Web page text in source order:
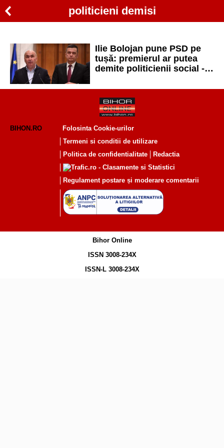
politicieni demisi
Ilie Bolojan pune PSD pe
tușă: premierul ar putea
demite politicienii social -
BIHON.RO
Folosinta Cookie-urilor
Termeni si conditii de utilizare
Politica de confidentialitate
Redactia
Regulament postare și moderare comentarii
Bihor Online
ISSN 3008-234X
ISSN-L 3008-234X